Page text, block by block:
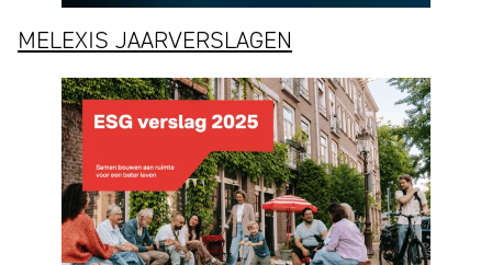
MELEXIS JAARVERSLAGEN